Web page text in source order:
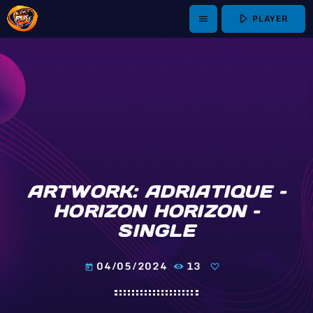
menu play_arrow PLAYER
ARTWORK: ADRIATIQUE –
HORIZON HORIZON –
SINGLE
today 04/05/2024 13